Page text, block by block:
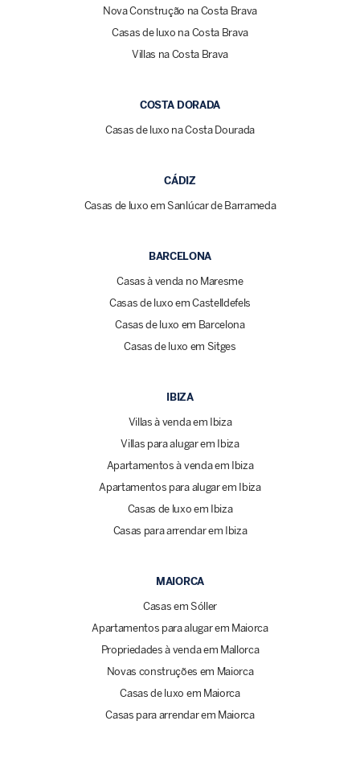
Nova Construção na Costa Brava
Casas de luxo na Costa Brava
Villas na Costa Brava
COSTA DORADA
Casas de luxo na Costa Dourada
CÁDIZ
Casas de luxo em Sanlúcar de Barrameda
BARCELONA
Casas à venda no Maresme
Casas de luxo em Castelldefels
Casas de luxo em Barcelona
Casas de luxo em Sitges
IBIZA
Villas à venda em Ibiza
Villas para alugar em Ibiza
Apartamentos à venda em Ibiza
Apartamentos para alugar em Ibiza
Casas de luxo em Ibiza
Casas para arrendar em Ibiza
MAIORCA
Casas em Sóller
Apartamentos para alugar em Maiorca
Propriedades à venda em Mallorca
Novas construções em Maiorca
Casas de luxo em Maiorca
Casas para arrendar em Maiorca